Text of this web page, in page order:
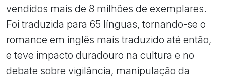
vendidos mais de 8 milhões de exemplares.
Foi traduzida para 65 línguas, tornando-se o
romance em inglês mais traduzido até então,
e teve impacto duradouro na cultura e no
debate sobre vigilância, manipulação da